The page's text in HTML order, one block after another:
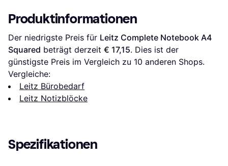
Produktinformationen
Der niedrigste Preis für Leitz Complete Notebook A4
Squared beträgt derzeit € 17,15. Dies ist der
günstigste Preis im Vergleich zu 10 anderen Shops.
Vergleiche:
Leitz Bürobedarf
Leitz Notizblöcke
Spezifikationen